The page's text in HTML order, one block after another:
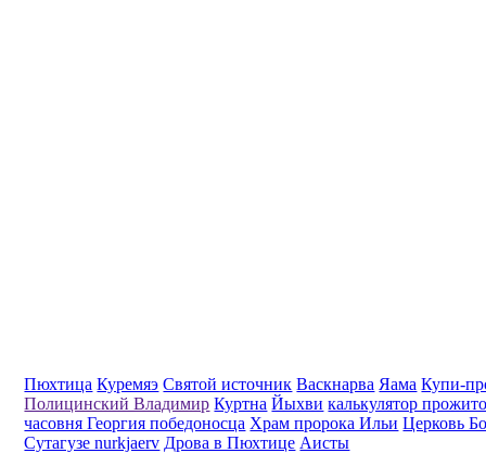
Пюхтица Куремяэ Святой источник Васкнарва Яама Купи-
Полицинский Владимир Куртна Йыхви калькулятор
часовня Георгия победоносца Храм пророка Ильи Церковь
Сутагузе nurkjaerv Дрова в Пюхтице Аисты